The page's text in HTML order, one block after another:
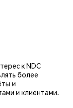
к NDC
более
и
и клиентами.